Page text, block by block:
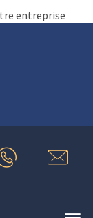
entreprise